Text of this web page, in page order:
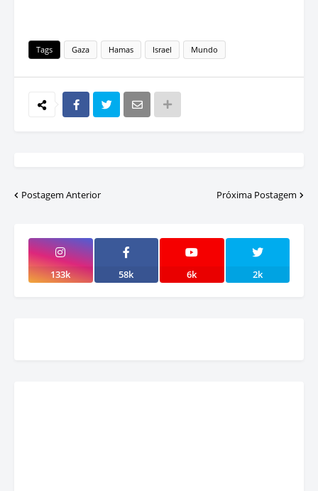
Tags Gaza Hamas Israel Mundo
Postagem Anterior Próxima Postagem
133k 58k 6k 2k